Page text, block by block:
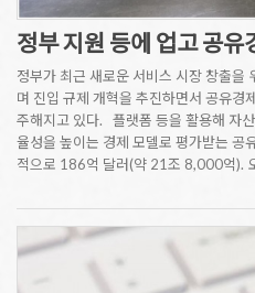
정부 지원 등에 업고 공
정부가 최근 새로운 서비스 시장 창출을
며 진입 규제 개혁을 추진하면서 공유경
주해지고 있다. 플랫폼 등을 활용해 자
율성을 높이는 경제 모델로 평가받는 공
적으로 186억 달러(약 21조 8,000억).